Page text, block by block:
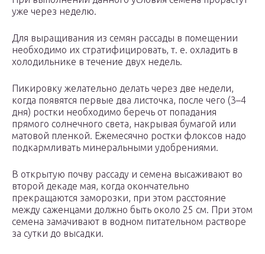
уже через неделю.
Для выращивания из семян рассады в помещении
необходимо их стратифицировать, т. е. охладить в
холодильнике в течение двух недель.
Пикировку желательно делать через две недели,
когда появятся первые два листочка, после чего (3–4
дня) ростки необходимо беречь от попадания
прямого солнечного света, накрывая бумагой или
матовой пленкой. Ежемесячно ростки флоксов надо
подкармливать минеральными удобрениями.
В открытую почву рассаду и семена высаживают во
второй декаде мая, когда окончательно
прекращаются заморозки, при этом расстояние
между саженцами должно быть около 25 см. При этом
семена замачивают в водном питательном растворе
за сутки до высадки.